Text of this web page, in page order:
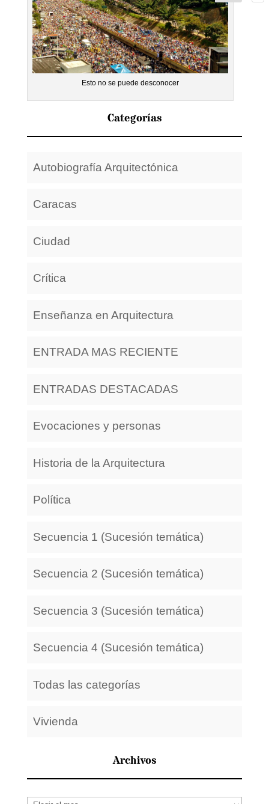
Esto no se puede desconocer
Categorías
Autobiografía Arquitectónica
Caracas
Ciudad
Crítica
Enseñanza en Arquitectura
ENTRADA MAS RECIENTE
ENTRADAS DESTACADAS
Evocaciones y personas
Historia de la Arquitectura
Política
Secuencia 1 (Sucesión temática)
Secuencia 2 (Sucesión temática)
Secuencia 3 (Sucesión temática)
Secuencia 4 (Sucesión temática)
Todas las categorías
Vivienda
Archivos